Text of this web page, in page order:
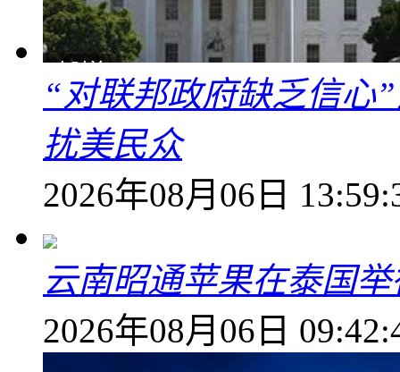
“对联邦政府缺乏信心
扰美民众
2026年08月06日
云南昭通苹果在泰国
2026年08月06日